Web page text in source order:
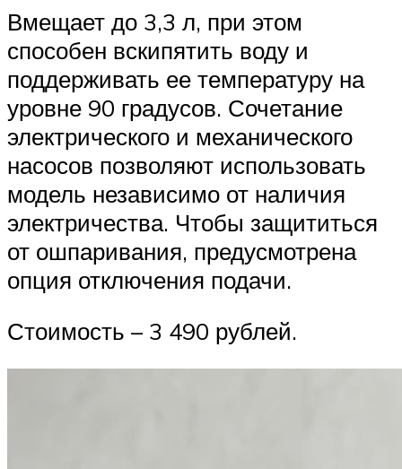
Вмещает до 3,3 л, при этом
способен вскипятить воду и
поддерживать ее температуру на
уровне 90 градусов. Сочетание
электрического и механического
насосов позволяют использовать
модель независимо от наличия
электричества. Чтобы защититься
от ошпаривания, предусмотрена
опция отключения подачи.
Стоимость – 3 490 рублей.